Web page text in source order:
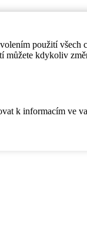
použití všech
můžete kdykoliv
k informacím ve